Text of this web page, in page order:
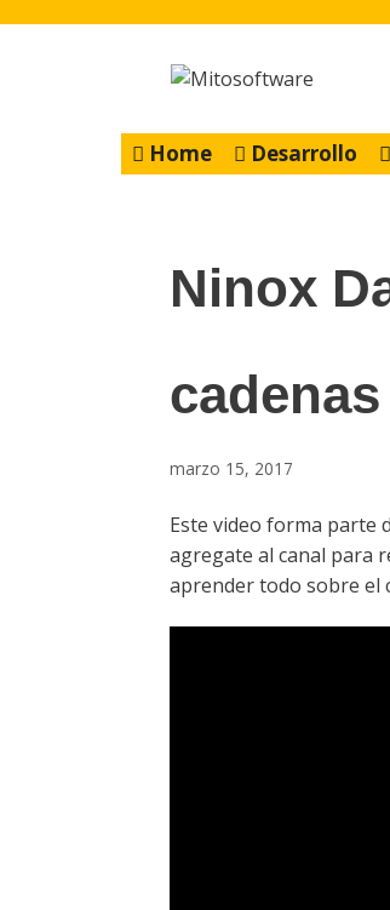
Home Desarrollo
Ninox
marzo 15, 2017
Este video forma parte
agregate al canal para
aprender todo sobre el